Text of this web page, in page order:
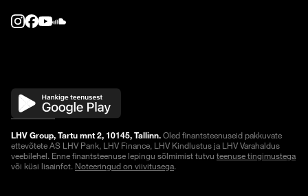
LHV Group, Tartu mnt 2, 10145, Tallinn.Oled finantsteenuseid pakkuvate
ettevõtete AS LHV Pank, LHV Finance, LHV Kindlustus ja LHV Varahaldus
veebilehel. Enne finantsteenuse lepingu sõlmimist tutvu teenuse tingimustega
või küsi lisainfot. Noteeringud on viivitusega.